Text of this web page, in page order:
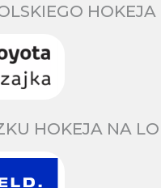
HOKEJA
HOKEJA NA